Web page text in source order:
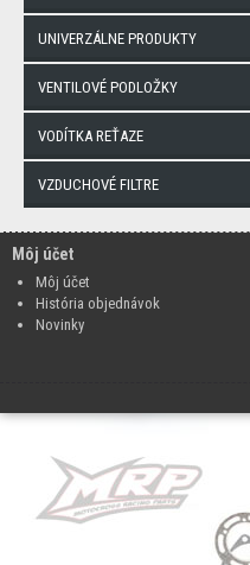
UNIVERZÁLNE PRODUKTY
VENTILOVÉ PODLOŽKY
VODÍTKA REŤAZE
VZDUCHOVÉ FILTRE
Môj účet
Môj účet
História objednávok
Novinky